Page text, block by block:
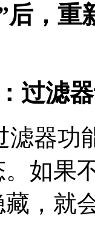
后，重
过滤
滤器功
如果
，就